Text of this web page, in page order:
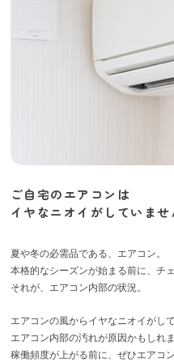
ご自宅のエアコンは
イヤなニオイがしていませ
夏や冬の必需品である、エアコン。
本格的なシーズンが始まる前に、チ
それが、エアコン内部の状況。
エアコンの風からイヤなニオイがし
エアコン内部の汚れが原因かもしれま
稼働頻度が上がる前に、ぜひエアコ